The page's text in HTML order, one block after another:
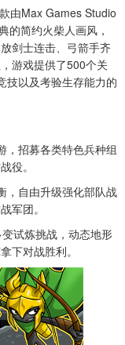
由Max Games Studio
的简约火柴人画风，
剑士连击、弓箭手齐
游戏提供了500个关
技以及考验生存能力的
招募各类特色兵种组
役。
自由升级强化部队战
军团。
试炼挑战，动态地形
下对战胜利。